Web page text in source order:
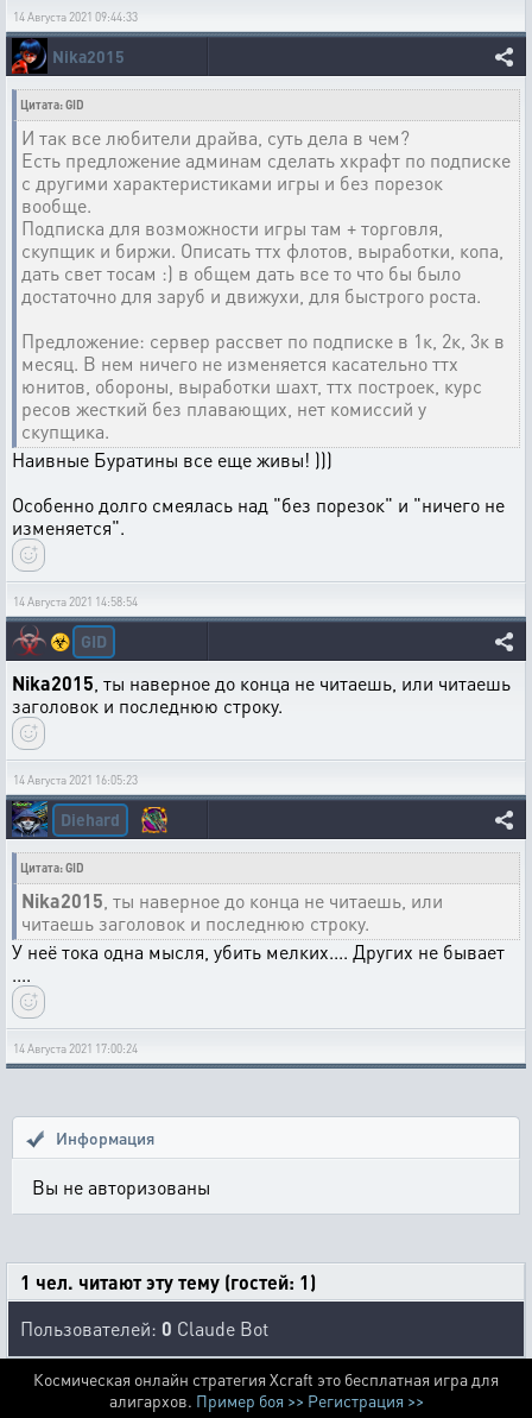
14 Августа 2021 09:44:33
Nika2015
Цитата: GID
И так все любители драйва, суть дела в чем?
Есть предложение админам сделать хкрафт по подписке
с другими характеристиками игры и без порезок
вообще.
Подписка для возможности игры там + торговля,
скупщик и биржи. Описать ттх флотов, выработки, копа,
дать свет тосам :) в общем дать все то что бы было
достаточно для заруб и движухи, для быстрого роста.
Предложение: сервер рассвет по подписке в 1к, 2к, 3к в
месяц. В нем ничего не изменяется касательно ттх
юнитов, обороны, выработки шахт, ттх построек, курс
ресов жесткий без плавающих, нет комиссий у
скупщика.
Наивные Буратины все еще живы! )))
Особенно долго смеялась над "без порезок" и "ничего не
изменяется".
14 Августа 2021 14:58:54
☣️ GID
Nika2015 , ты наверное до конца не читаешь, или читаешь
заголовок и последнюю строку.
14 Августа 2021 16:05:23
Diehard
Цитата: GID
Nika2015 , ты наверное до конца не читаешь, или
читаешь заголовок и последнюю строку.
У неё тока одна мысля, убить мелких.... Других не бывает
....
14 Августа 2021 17:00:24
Информация
Вы не авторизованы
1 чел. читают эту тему (гостей: 1)
Пользователей: 0 Claude Bot
Космическая онлайн стратегия Xcraft это бесплатная игра для
алигархов. Пример боя >> Регистрация >>